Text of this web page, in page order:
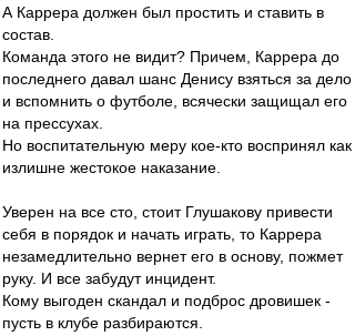
А Каррера должен был простить и ставить в
состав.
Команда этого не видит? Причем, Каррера до
последнего давал шанс Денису взяться за дело
и вспомнить о футболе, всячески защищал его
на прессухах.
Но воспитательную меру кое-кто воспринял как
излишне жестокое наказание.
Уверен на все сто, стоит Глушакову привести
себя в порядок и начать играть, то Каррера
незамедлительно вернет его в основу, пожмет
руку. И все забудут инцидент.
Кому выгоден скандал и подброс дровишек -
пусть в клубе разбираются.